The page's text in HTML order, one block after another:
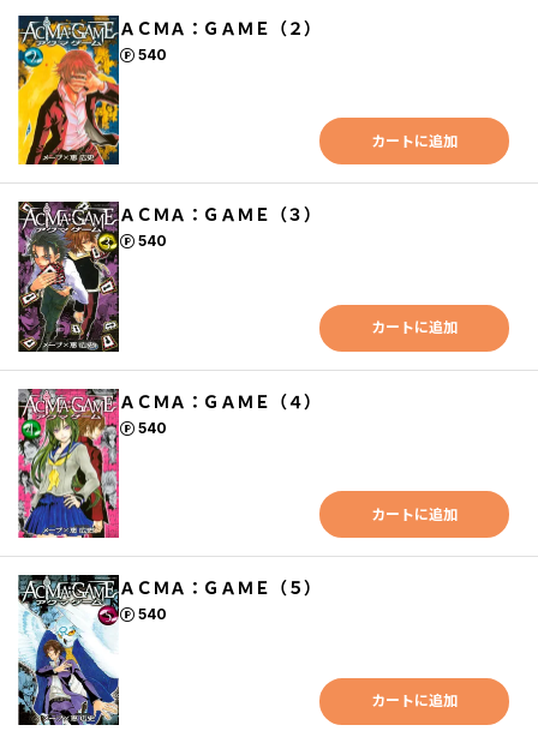
ＡＣＭＡ：ＧＡＭＥ（２）
540
ポイント
カートに追加
ＡＣＭＡ：ＧＡＭＥ（３）
540
ポイント
カートに追加
ＡＣＭＡ：ＧＡＭＥ（４）
540
ポイント
カートに追加
ＡＣＭＡ：ＧＡＭＥ（５）
540
ポイント
カートに追加